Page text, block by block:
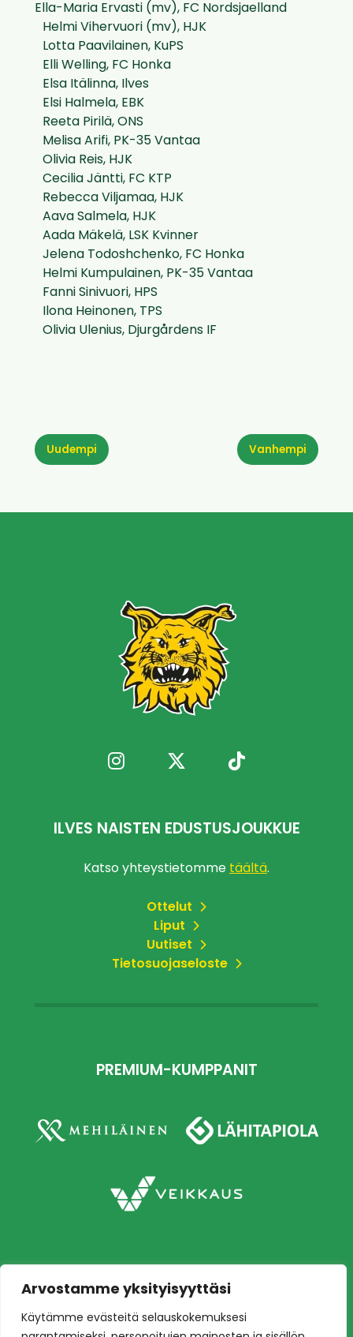
Arvostamme yksityisyyttäsi
Käytämme evästeitä selauskokemuksesi
Ella-Maria Ervasti (mv), FC Nordsjaelland
Helmi Vihervuori (mv), HJK
Lotta Paavilainen, KuPS
Elli Welling, FC Honka
Elsa Itälinna, Ilves
Elsi Halmela, EBK
Reeta Pirilä, ONS
Melisa Arifi, PK-35 Vantaa
Olivia Reis, HJK
Cecilia Jäntti, FC KTP
Rebecca Viljamaa, HJK
Aava Salmela, HJK
Aada Mäkelä, LSK Kvinner
Jelena Todoshchenko, FC Honka
Helmi Kumpulainen, PK-35 Vantaa
Fanni Sinivuori, HPS
Ilona Heinonen, TPS
Olivia Ulenius, Djurgårdens IF
Vanhempi
Uudempi
ILVES NAISTEN EDUSTUSJOUKKUE
Katso yhteystietomme täältä.
Ottelut
Liput
Uutiset
Tietosuojaseloste
PREMIUM-KUMPPANIT
edustusjoukkue